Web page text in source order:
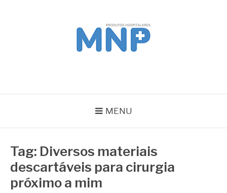
MENU
Tag: Diversos materiais
descartáveis para cirurgia
próximo a mim